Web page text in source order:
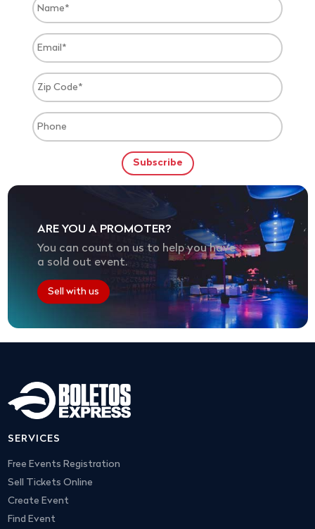
ARE YOU A PROMOTER?
You can count on us to help you have
a sold out event.
Sell with us
SERVICES
Free Events Registration
Sell Tickets Online
Create Event
Find Event